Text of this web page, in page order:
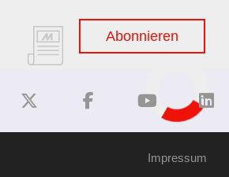
Abonnieren
Impressum